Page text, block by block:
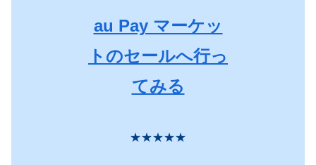
au Pay マーケッ
トのセールへ行っ
てみる
★★★★★